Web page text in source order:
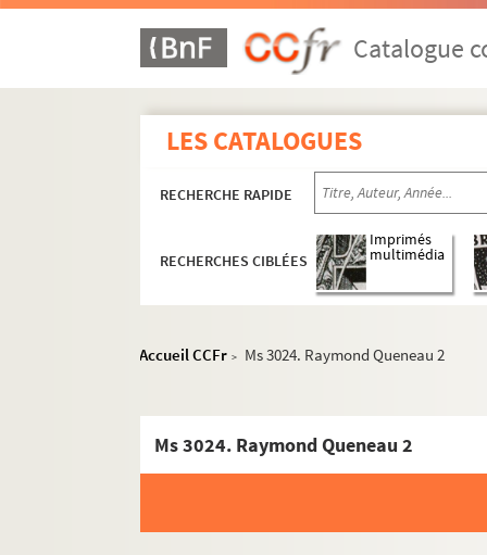
Catalogue
LES CATALOGUES
RECHERCHE RAPIDE
RECHERCHES CIBLÉES
Imprimés
multimédia
Accueil CCFr > Ms 3024. Raymond Queneau 2
Ms 3024. Raymond Queneau 2